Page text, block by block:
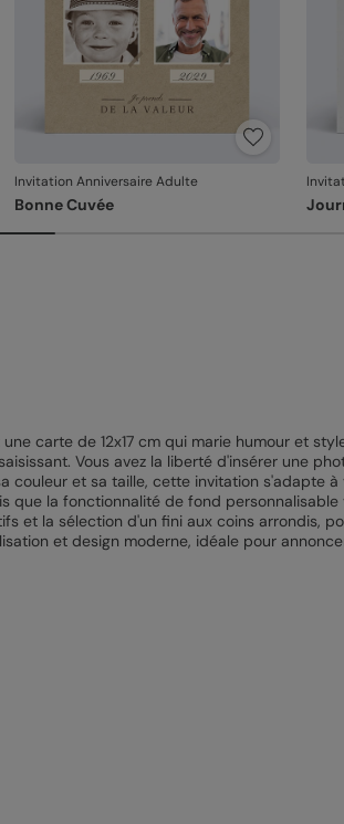
Invitation Anniversaire Adulte
Bonne Cuvée
carte de 12x17 cm qui marie humour et
Vous avez la liberté d'insérer une
couleur et sa taille, cette invitation s'adapte
que la fonctionnalité de fond
et la sélection d'un fini aux coins arrondis,
et design moderne, idéale pour